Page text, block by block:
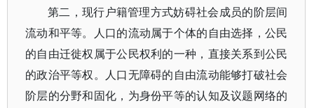
第二，现行户籍管理方式妨碍社会成员的阶层间
流动和平等。人口的流动属于个体的自由选择，公民
的自由迁徙权属于公民权利的一种，直接关系到公民
的政治平等权。人口无障碍的自由流动能够打破社会
阶层的分野和固化，为身份平等的认知及议题网络的